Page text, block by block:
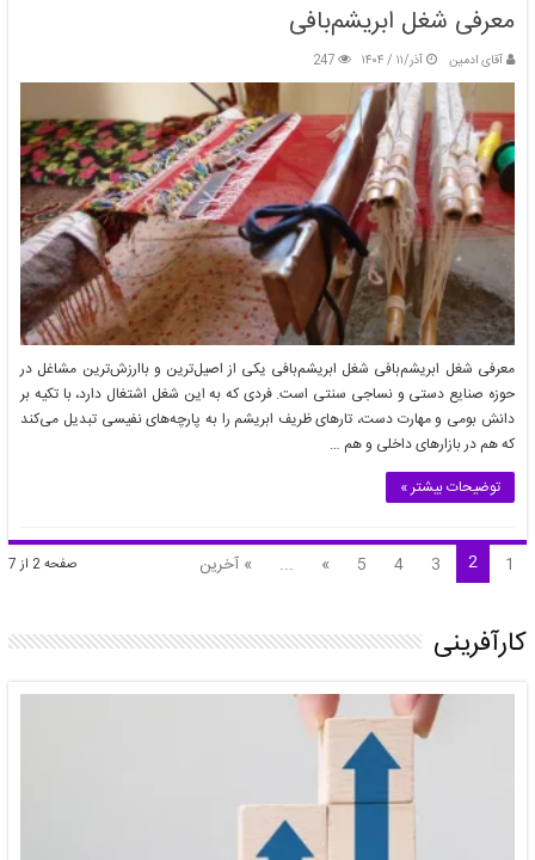
معرفی شغل ابریشم‌بافی
آقای ادمین آذر/۱۱ / ۱۴۰۴ 247
معرفی شغل ابریشم‌بافی شغل ابریشم‌بافی یکی از اصیل‌ترین و باارزش‌ترین مشاغل در
حوزه صنایع دستی و نساجی سنتی است. فردی که به این شغل اشتغال دارد، با تکیه بر
دانش بومی و مهارت دست، تارهای ظریف ابریشم را به پارچه‌های نفیسی تبدیل می‌کند
که هم در بازارهای داخلی و هم …
توضیحات بیشتر »
صفحه 2 از 7 1
2
3
4
5
»
... » آخرین
کارآفرینی